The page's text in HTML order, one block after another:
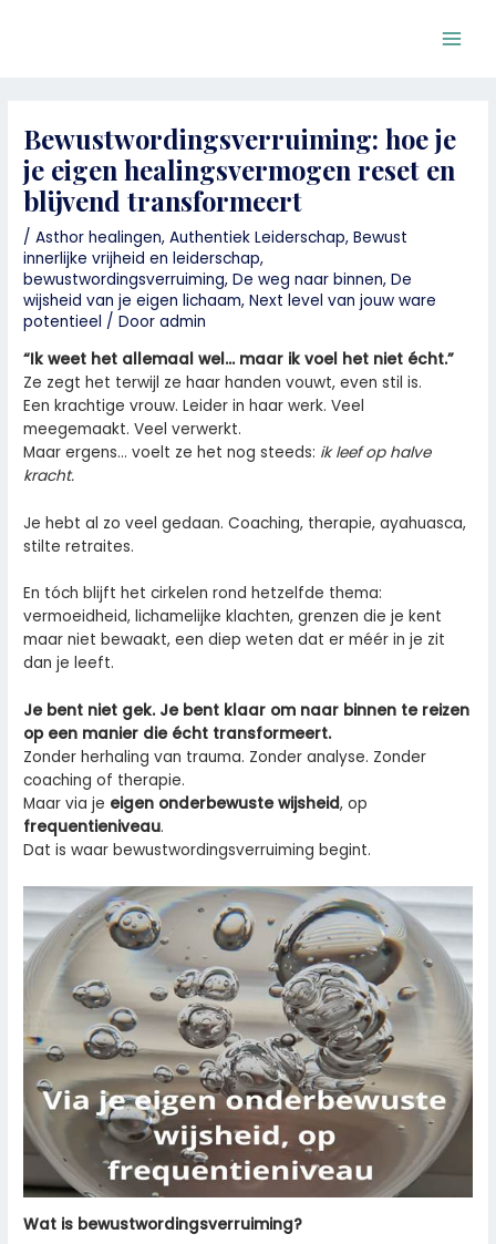
Bewustwordingsverruiming: hoe je
je eigen healingsvermogen reset en
blijvend transformeert
/Asthor healingen,Authentiek Leiderschap,Bewust
innerlijke vrijheid en leiderschap,
bewustwordingsverruiming,De weg naar binnen,De
wijsheid van je eigen lichaam,Next level van jouw ware
potentieel / Dooradmin
“Ik weet het allemaal wel… maar ik voel het niet écht.”
Ze zegt het terwijl ze haar handen vouwt, even stil is.
Een krachtige vrouw. Leider in haar werk. Veel
meegemaakt. Veel verwerkt.
Maar ergens… voelt ze het nog steeds: ik leef op halve
kracht.
Je hebt al zo veel gedaan. Coaching, therapie, ayahuasca,
stilte retraites.
En tóch blijft het cirkelen rond hetzelfde thema:
vermoeidheid, lichamelijke klachten, grenzen die je kent
maar niet bewaakt, een diep weten dat er méér in je zit
dan je leeft.
Je bent niet gek. Je bent klaar om naar binnen te reizen
op een manier die écht transformeert.
Zonder herhaling van trauma. Zonder analyse. Zonder
coaching of therapie.
Maar via je eigen onderbewuste wijsheid, op
frequentieniveau.
Dat is waar bewustwordingsverruiming begint.
Wat is bewustwordingsverruiming?